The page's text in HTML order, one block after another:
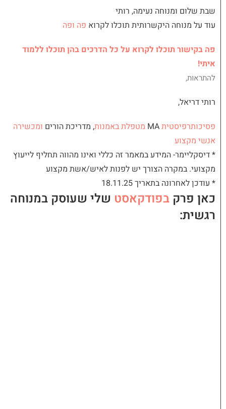
שבת שלום ומנוחה נעימה, רותי
עוד על מנוחה היקשרותית תוכלו לקרוא פה ופה
פה בקישור תוכלו לקרוא על כל הדרכים בהן תוכלו ללמוד
איתי!
להתראות,
רותי דריאל,
פסיכותרפיסטית
מטפלת באמנות, מדריכת הורים ומכשירה
אנשי מקצוע
* דיסקליימר- המידע במאמר זה כללי ואינו מהווה תחליף לייעוץ
מקצועי. במקרה הצורך יש לפנות לאיש/אשת מקצוע
* עודכן לאחרונה בתאריך 18.11.25
כאן פרק בפודקאסט שלי שעוסק במנוחה
רגשית: